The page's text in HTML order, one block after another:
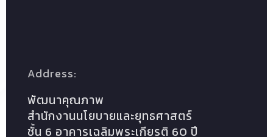
Address:
พัฒนาคุณภาพ
สำนักงานนโยบายและยุทธศาสตร์
ชั้น 6 อาคารเฉลิมพระเกียรติ 60 ปี